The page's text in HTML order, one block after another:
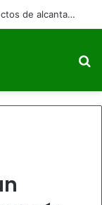
Gobernación de Córdoba adjudicó proyectos de alcantarillado para Purísima y Puerto Escondido